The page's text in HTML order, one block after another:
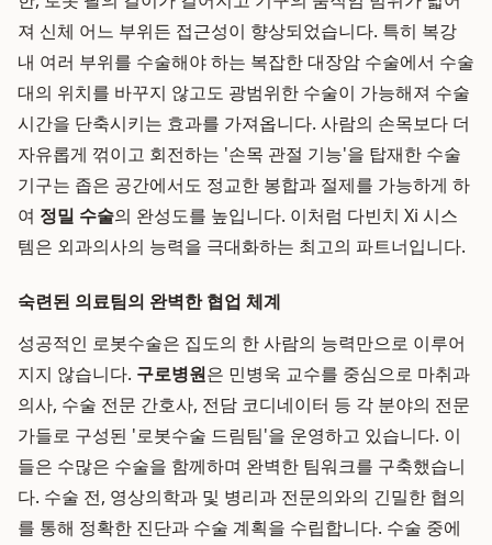
져 신체 어느 부위든 접근성이 향상되었습니다. 특히 복강
내 여러 부위를 수술해야 하는 복잡한 대장암 수술에서 수술
대의 위치를 바꾸지 않고도 광범위한 수술이 가능해져 수술
시간을 단축시키는 효과를 가져옵니다. 사람의 손목보다 더
자유롭게 꺾이고 회전하는 '손목 관절 기능'을 탑재한 수술
기구는 좁은 공간에서도 정교한 봉합과 절제를 가능하게 하
여 정밀 수술의 완성도를 높입니다. 이처럼 다빈치 Xi 시스
템은 외과의사의 능력을 극대화하는 최고의 파트너입니다.
숙련된 의료팀의 완벽한 협업 체계
성공적인 로봇수술은 집도의 한 사람의 능력만으로 이루어
지지 않습니다. 구로병원은 민병욱 교수를 중심으로 마취과
의사, 수술 전문 간호사, 전담 코디네이터 등 각 분야의 전문
가들로 구성된 '로봇수술 드림팀'을 운영하고 있습니다. 이
들은 수많은 수술을 함께하며 완벽한 팀워크를 구축했습니
다. 수술 전, 영상의학과 및 병리과 전문의와의 긴밀한 협의
를 통해 정확한 진단과 수술 계획을 수립합니다. 수술 중에